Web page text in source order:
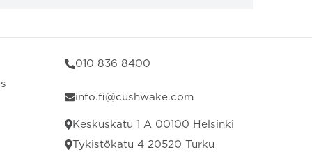
010 836 8400
info.fi@cushwake.com
Keskuskatu 1 A 00100 Helsinki
Tykistökatu 4 20520 Turku